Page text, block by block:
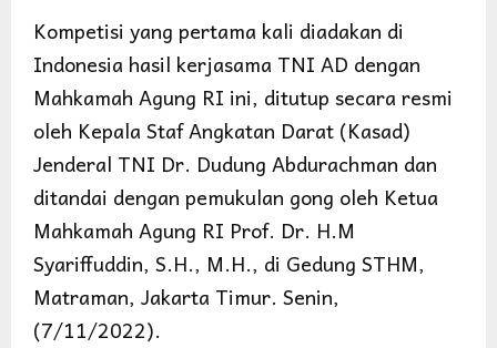
Kompetisi yang pertama kali diadakan di
Indonesia hasil kerjasama TNI AD dengan
Mahkamah Agung RI ini, ditutup secara resmi
oleh Kepala Staf Angkatan Darat (Kasad)
Jenderal TNI Dr. Dudung Abdurachman dan
ditandai dengan pemukulan gong oleh Ketua
Mahkamah Agung RI Prof. Dr. H.M
Syariffuddin, S.H., M.H., di Gedung STHM,
Matraman, Jakarta Timur. Senin,
(7/11/2022).